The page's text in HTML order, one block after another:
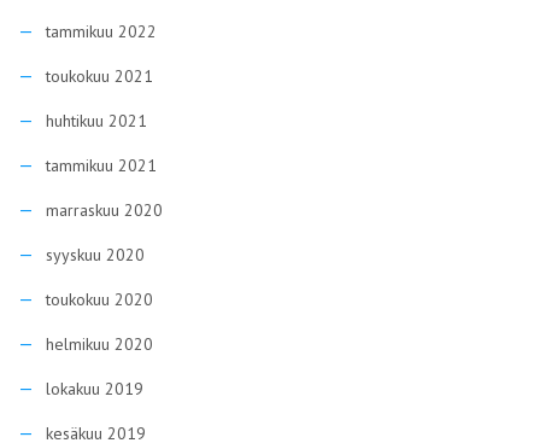
tammikuu 2022
toukokuu 2021
huhtikuu 2021
tammikuu 2021
marraskuu 2020
syyskuu 2020
toukokuu 2020
helmikuu 2020
lokakuu 2019
kesäkuu 2019